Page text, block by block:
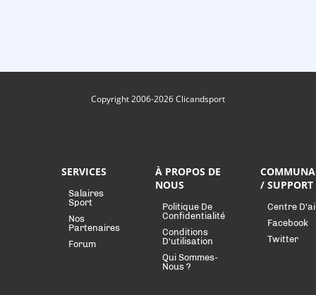
Copyright 2006-2026 Clicandsport
SERVICES
Salaires
Sport
Nos
Partenaires
Forum
À PROPOS DE
NOUS
Politique De
Confidentialité
Conditions
D'utilisation
Qui Sommes-
Nous ?
/ SUPPORT
Centre
Facebook
Twitter